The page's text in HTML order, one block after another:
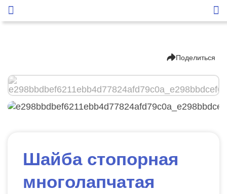
Поделиться
Шайба стопорная
многолапчатая